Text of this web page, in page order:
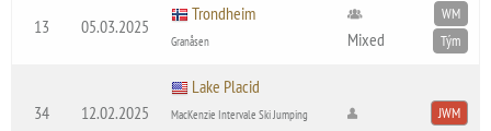
13 05.03.2025
Trondheim
Granåsen Mixed
WM
Tým
34 12.02.2025
Lake Placid
MacKenzie Intervale Ski Jumping
JWM